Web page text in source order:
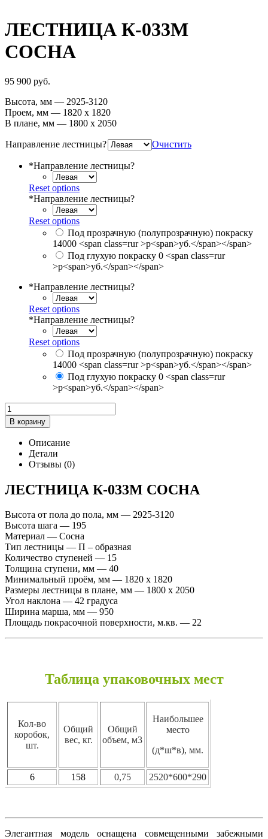
ЛЕСТНИЦА К-033М
СОСНА
95 900 руб.
Высота, мм — 2925-3120
Проем, мм — 1820 х 1820
В плане, мм — 1800 х 2050
Направление лестницы? Очистить
*Направление лестницы?
Reset options
*Направление лестницы?
Reset options
Под прозрачную (полупрозрачную) покраску
14000 <span class=rur >р<span>уб.</span></span>
Под глухую покраску 0 <span class=rur
>р<span>уб.</span></span>
*Направление лестницы?
Reset options
*Направление лестницы?
Reset options
Под прозрачную (полупрозрачную) покраску
14000 <span class=rur >р<span>уб.</span></span>
Под глухую покраску 0 <span class=rur
>р<span>уб.</span></span>
В корзину
Описание
Детали
Отзывы (0)
ЛЕСТНИЦА К-033М СОСНА
Высота от пола до пола, мм — 2925-3120
Высота шага — 195
Материал — Сосна
Тип лестницы — П – образная
Количество ступеней — 15
Толщина ступени, мм — 40
Минимальный проём, мм — 1820 х 1820
Размеры лестницы в плане, мм — 1800 х 2050
Угол наклона — 42 градуса
Ширина марша, мм — 950
Площадь покрасочной поверхности, м.кв. — 22
Таблица упаковочных мест
Кол-во
коробок,
шт.
Общий
вес, кг.
Общий
объем, м3
Наибольшее
место
(д*ш*в), мм.
6 158 0,75 2520*600*290
Элегантная модель оснащена совмещенными забежными